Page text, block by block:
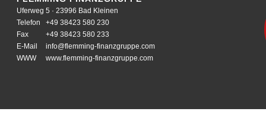
Uferweg 5 · 23996 Bad Kleinen
Telefon
+49 38423 580 230
Fax
+49 38423 580 233
E-Mail
info@flemming-finanzgruppe.com
WWW
www.flemming-finanzgruppe.com